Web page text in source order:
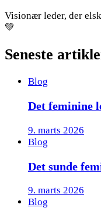
Visionær leder, der
💚
Seneste
Blog
Det feminine
9. marts 2026
Blog
Det sunde
9. marts 2026
Blog